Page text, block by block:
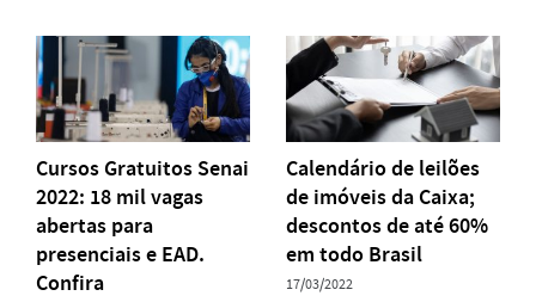
Cursos Gratuitos Senai
2022: 18 mil vagas
abertas para
presenciais e EAD.
Confira
Calendário de leilões
de imóveis da Caixa;
descontos de até 60%
em todo Brasil
17/03/2022